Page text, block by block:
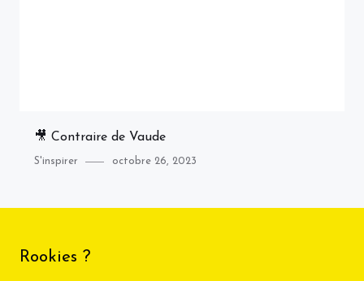
🎥 Contraire de Vaude
Category
S'inspirer
Posted
octobre 26, 2023
Rookies ?